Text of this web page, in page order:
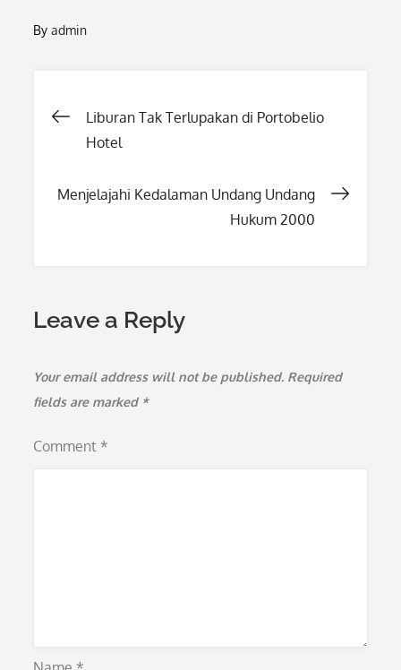
Byadmin
Post
Liburan Tak Terlupakan di Portobelio
Hotel
Menjelajahi Kedalaman Undang Undang
Hukum 2000
Leave a Reply
Your email address will not be published. Required
fields are marked *
Comment *